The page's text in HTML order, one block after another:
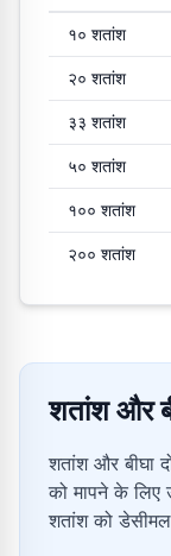
शतांश से बीघा और
१० शतांश
२० शतांश
३३ शतांश
५० शतांश
१०० शतांश
२०० शतांश
शतांश और
शतांश और बीघा
को मापने के लिए
शतांश को